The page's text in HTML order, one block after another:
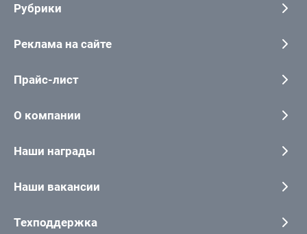
Рубрики
Реклама на сайте
Прайс-лист
О компании
Наши награды
Наши вакансии
Техподдержка